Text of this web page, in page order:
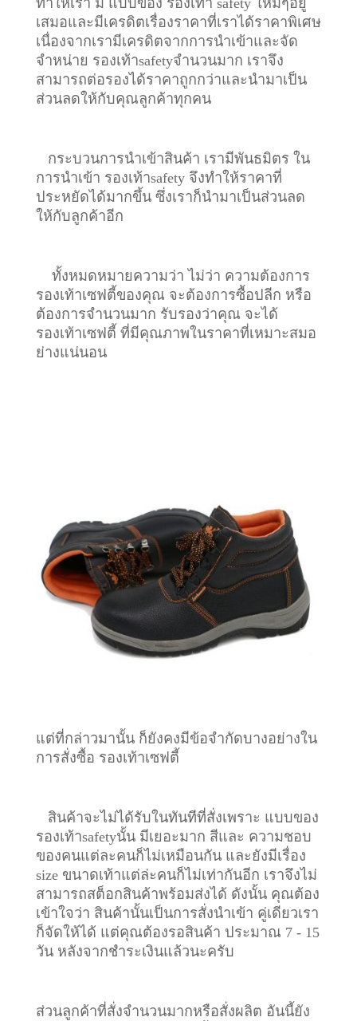
เสมอและมีเครดิตเรื่องราคาที่เราได้ราคาพิเศษ
เนื่องจากเรามีเครดิตจากการนำเข้าและจัด
จำหน่าย รองเท้าsafetyจำนวนมาก เราจึง
สามารถต่อรองได้ราคาถูกกว่าและนำมาเป็น
ส่วนลดให้กับคุณลูกค้าทุกคน
กระบวนการนำเข้าสินค้า เรามีพันธมิตร ใน
การนำเข้า รองเท้าsafety จึงทำให้ราคาที่
ประหยัดได้มากขึ้น ซึ่งเราก็นำมาเป็นส่วนลด
ให้กับลูกค้าอีก
ทั้งหมดหมายความว่า ไม่ว่า ความต้องการ
รองเท้าเซฟตี้ของคุณ จะต้องการซื้อปลีก หรือ
ต้องการจำนวนมาก รับรองว่าคุณ จะได้
รองเท้าเซฟตี้ ที่มีคุณภาพในราคาที่เหมาะสมอ
ย่างแน่นอน
แต่ที่กล่าวมานั้น ก็ยังคงมีข้อจำกัดบางอย่างใน
การสั่งซื้อ รองเท้าเซฟตี้
สินค้าจะไม่ได้รับในทันทีที่สั่งเพราะ แบบของ
รองเท้าsafetyนั้น มีเยอะมาก สีและ ความชอบ
ของคนแต่ละคนก็ไม่เหมือนกัน และยังมีเรื่อง
size ขนาดเท้าแต่ล่ะคนก็ไม่เท่ากันอีก เราจึงไม่
สามารถสต็อกสินค้าพร้อมส่งได้ ดังนั้น คุณต้อง
เข้าใจว่า สินค้านั้นเป็นการสั่งนำเข้า คู่เดียวเรา
ก็จัดให้ได้ แต่คุณต้องรอสินค้า ประมาณ 7 - 15
วัน หลังจากชำระเงินแล้วนะครับ
ส่วนลูกค้าที่สั่งจำนวนมากหรือสั่งผลิต อันนี้ยัง